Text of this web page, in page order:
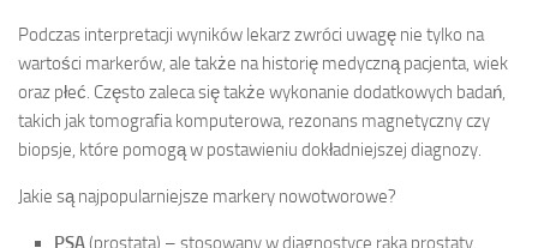
Podczas interpretacji wyników lekarz zwróci uwagę nie tylko na
wartości markerów, ale także na historię medyczną pacjenta, wiek
oraz płeć. Często zaleca się także wykonanie dodatkowych badań,
takich jak tomografia komputerowa, rezonans magnetyczny czy
biopsje, które pomogą w postawieniu dokładniejszej diagnozy.
Jakie są najpopularniejsze markery nowotworowe?
PSA(prostata) – stosowany w diagnostyce raka prostaty.